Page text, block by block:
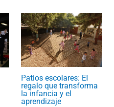
Patios escolares: El
regalo que transforma
la infancia y el
aprendizaje